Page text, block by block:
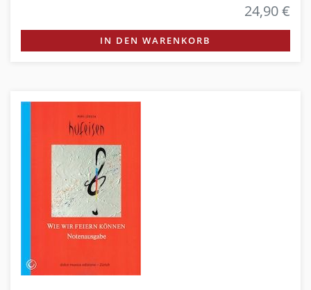
24,90 €
IN DEN WARENKORB